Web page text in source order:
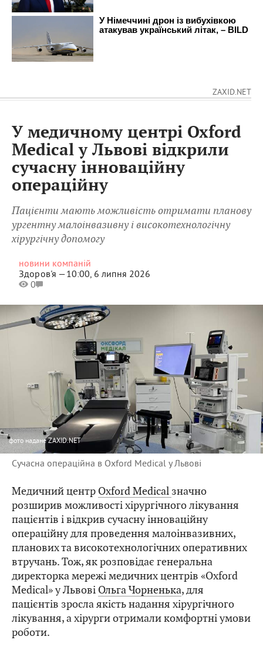
ZAXID.NET
У медичному центрі Oxford
Medical у Львові відкрили
сучасну інноваційну
операційну
Пацієнти мають можливість отримати планову
ургентну малоінвазивну і високотехнологічну
хірургічну допомогу
новини компаній
Здоров'я —10:00, 6 липня 2026
0
фото надане ZAXID.NET
Сучасна операційна в Oxford Medical у Львові
Медичний центр Oxford Medical значно
розширив можливості хірургічного лікування
пацієнтів і відкрив сучасну інноваційну
операційну для проведення малоінвазивних,
планових та високотехнологічних оперативних
втручань. Тож, як розповідає генеральна
директорка мережі медичних центрів «Oxford
Medical» у Львові Ольга Чорненька, для
пацієнтів зросла якість надання хірургічного
лікування, а хірурги отримали комфортні умови
роботи.